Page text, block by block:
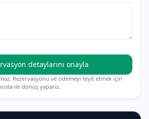
detaylarını onayla
Rezervasyonu ve ödemeyi teyit etmek için
ile dönüş yaparız.